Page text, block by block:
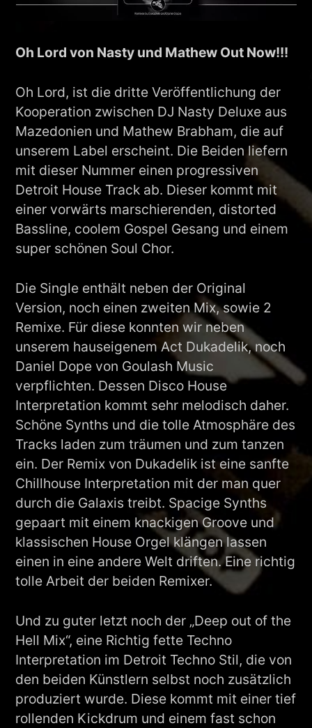
Oh Lord von Nasty und Mathew Out Now!!!
Oh Lord, ist die dritte Veröffentlichung der
Kooperation zwischen DJ Nasty Deluxe aus
Mazedonien und Mathew Brabham, die auf
unserem Label erscheint. Die Beiden liefern
mit dieser Nummer einen progressiven
Detroit House Track ab. Dieser kommt mit
einer vorwärts marschierenden, distorted
Bassline, coolem Gospel Gesang und einem
super schönen Soul Chor.
Die Single enthält neben der Original
Version, noch einen zweiten Mix, sowie 2
Remixe. Für diese konnten wir neben
unserem hauseigenem Act Dukadelik, noch
Daniel Dope von Goulash Music
verpflichten. Dessen Disco House
Interpretation kommt sehr melodisch daher.
Schöne Synths und die tolle Atmosphäre des
Tracks laden zum träumen und zum tanzen
ein. Der Remix von Dukadelik ist eine sanfte
Chillhouse Interpretation mit der man quer
durch die Galaxis treibt. Spacige Synths
gepaart mit einem knackigen Groove und
klassischen House Orgel klängen lassen
einen in eine andere Welt driften. Eine richtig
tolle Arbeit der beiden Remixer.
Und zu guter letzt noch der „Deep out of the
Hell Mix“, eine Richtig fette Techno
Interpretation im Detroit Techno Stil, die von
den beiden Künstlern selbst noch zusätzlich
produziert wurde. Diese kommt mit einer tief
rollenden Kickdrum und einem fast schon